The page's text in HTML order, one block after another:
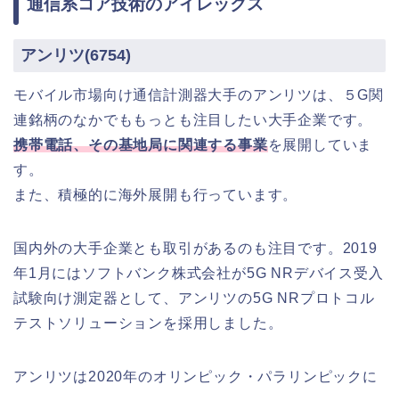
アンリツ(6754)
モバイル市場向け通信計測器大手のアンリツは、５G関
連銘柄のなかでももっとも注目したい大手企業です。
携帯電話、その基地局に関連する事業を展開していま
す。
また、積極的に海外展開も行っています。
国内外の大手企業とも取引があるのも注目です。2019
年1月にはソフトバンク株式会社が5G NRデバイス受入
試験向け測定器として、アンリツの5G NRプロトコル
テストソリューションを採用しました。
アンリツは2020年のオリンピック・パラリンピックに